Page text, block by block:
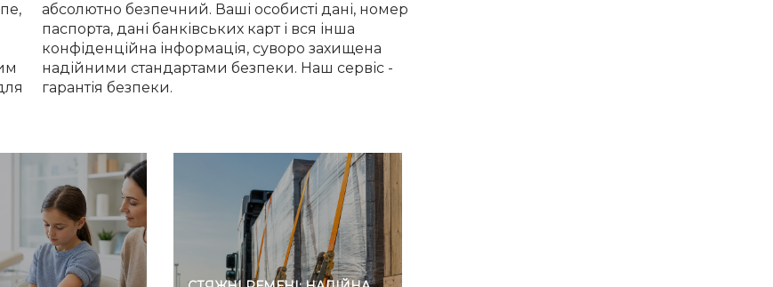
абсолютно безпечний. Ваші особисті дані, номер
паспорта, дані банківських карт і вся інша
конфіденційна інформація, суворо захищена
надійними стандартами безпеки. Наш сервіс -
гарантія безпеки.